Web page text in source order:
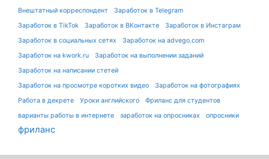
Внештатный корреспондент
Заработок в Telegram
Заработок в TikTok
Заработок в ВКонтакте
Заработок в Инстаграм
Заработок в социальных сетях
Заработок на advego.com
Заработок на kwork.ru
Заработок на выполнении заданий
Заработок на написании стетей
Заработок на просмотре коротких видео
Заработок на фотографиях
Работа в декрете
Уроки английского
Фриланс для студентов
варианты работы в интернете
заработок на опросниках опросники
фриланс